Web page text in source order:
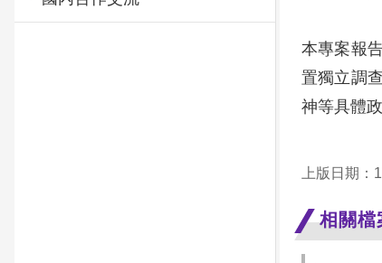
本專案報
置獨立調
神等具體
上版日期：
相關檔